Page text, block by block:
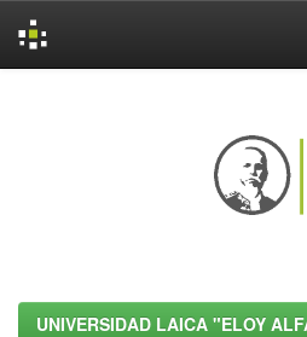
UNIVERSIDAD LAICA "ELOY